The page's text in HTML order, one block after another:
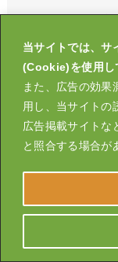
当サイトでは、サ
(Cookie)を使用し
また、広告の効果
用し、当サイトの
広告掲載サイトな
と照合する場合が
最短距離で合
塾」